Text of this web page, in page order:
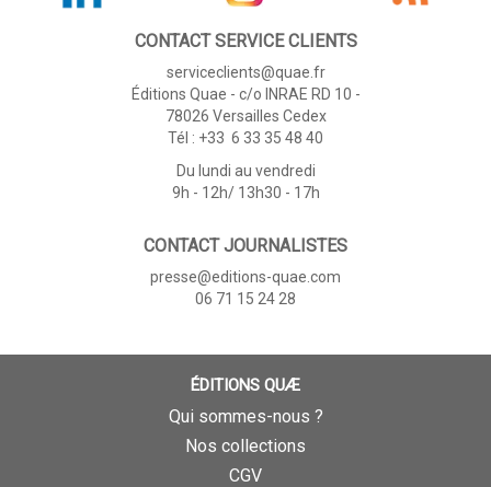
CONTACT SERVICE CLIENTS
serviceclients@quae.fr
Éditions Quae - c/o INRAE RD 10 -
78026 Versailles Cedex
Tél : +33 6 33 35 48 40
Du lundi au vendredi
9h - 12h/ 13h30 - 17h
CONTACT JOURNALISTES
presse@editions-quae.com
06 71 15 24 28
ÉDITIONS QUÆ
Qui sommes-nous ?
Nos collections
CGV